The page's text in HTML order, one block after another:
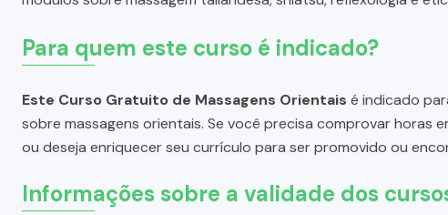
Para quem este curso é indicado?
Este Curso Gratuito de Massagens Orientais é indicado
sobre massagens orientais. Se você precisa comprovar horas
ou deseja enriquecer seu currículo para ser promovido ou
Informações sobre a validade dos